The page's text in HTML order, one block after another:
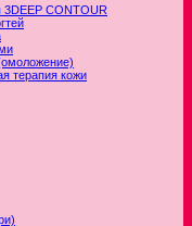
3DEEP CONTOUR
терапия кожи